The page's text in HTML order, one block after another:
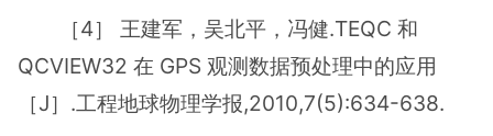
［4］ 王建军，吴北平，冯健.TEQC 和
QCVIEW32 在 GPS 观测数据预处理中的应用
［J］.工程地球物理学报,2010,7(5):634-638.